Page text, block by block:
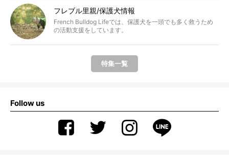
フレブル里親/保護犬情報
French Bulldog Lifeでは、保護犬を一頭でも多く救うため
の活動支援をしています。
特集一覧
Follow us